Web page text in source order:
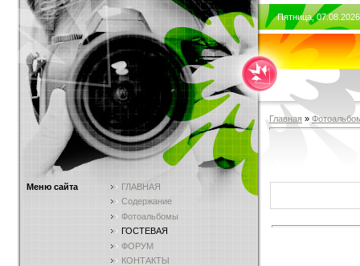
Меню сайта
ГЛАВНАЯ
Содержание
Фотоальбомы
ГОСТЕВАЯ
ФОРУМ
КОНТАКТЫ
Пятница,
Главная »